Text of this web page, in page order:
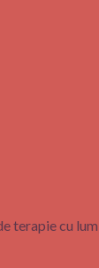
terapie cu